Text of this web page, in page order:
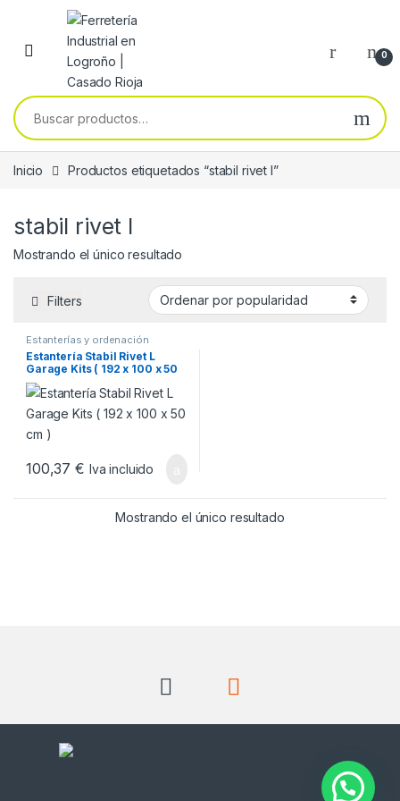
Skip to navigation
Skip to content
0
Buscar por:
Inicio Productos etiquetados “stabil rivet l”
stabil rivet l
Mostrando el único resultado
Filters
Estanterías y ordenación
Estantería Stabil Rivet L
Garage Kits ( 192 x 100 x 50
cm )
100,37€ Iva incluido
Mostrando el único resultado